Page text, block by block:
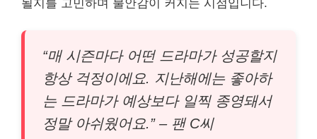
될지를 고민하며 불안감이 커지는 시점입니다.
“매 시즌마다 어떤 드라마가 성공할지
항상 걱정이에요. 지난해에는 좋아하
는 드라마가 예상보다 일찍 종영돼서
정말 아쉬웠어요.” – 팬 C씨